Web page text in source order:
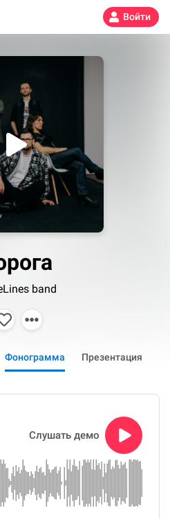
Войти
band
Фонограмма Презентация
Слушать демо